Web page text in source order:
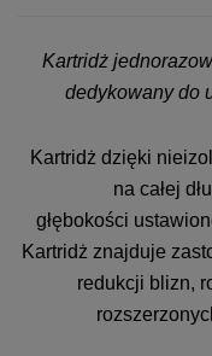
Kartridż
dedykowany do
Kartridż dzięki
na całej
głębokości
Kartridż znajduje
redukcji blizn,